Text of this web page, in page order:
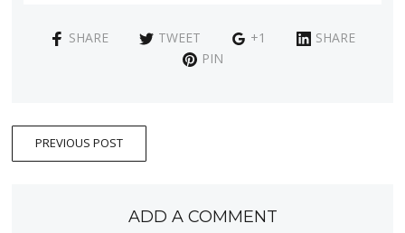
SHARE TWEET +1
SHARE
PIN
PREVIOUS POST
ADD A COMMENT